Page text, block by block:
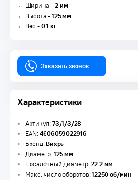
Ширина -2 мм
Высота -125 мм
Вес -0.1 кг
Заказать звонок
Характеристики
Артикул:73/1/3/28
EAN:4606059022916
Бренд:Вихрь
Диаметр:125 мм
Посадочный диаметр:22.2 мм
Макс. число оборотов:12250 об/мин